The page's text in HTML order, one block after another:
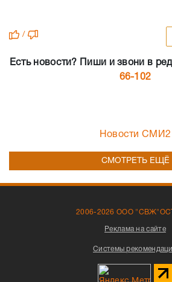
/
Есть новости? Пиши и звони в
66-102
Новости СМИ2
СМОТРЕТЬ ЕЩЁ
2006-2026 ООО
Реклама на сайте
Системы